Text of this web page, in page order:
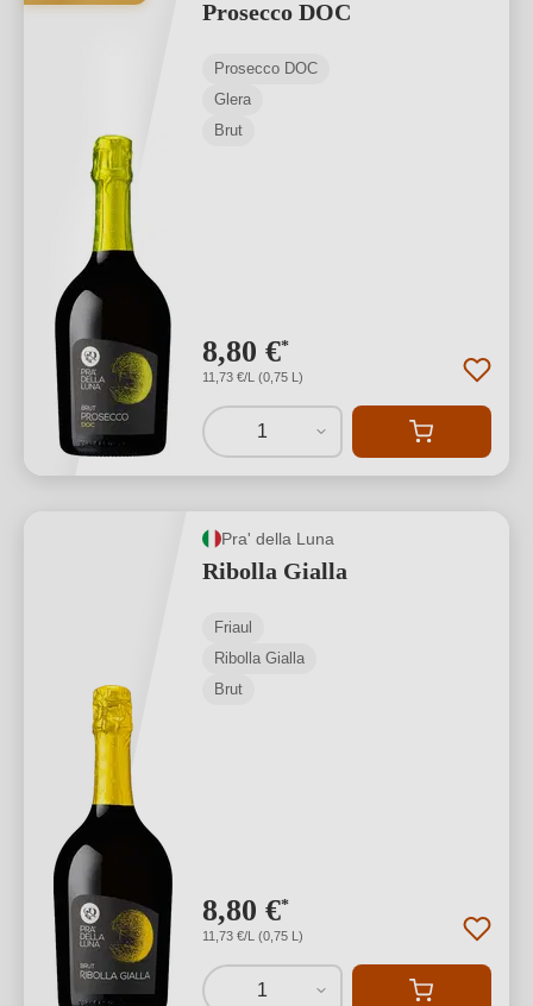
Prosecco DOC
Prosecco DOC
Glera
Brut
8,80 €*
11,73 €/L (0,75 L)
1
Pra' della Luna
Ribolla Gialla
Friaul
Ribolla Gialla
Brut
8,80 €*
11,73 €/L (0,75 L)
1